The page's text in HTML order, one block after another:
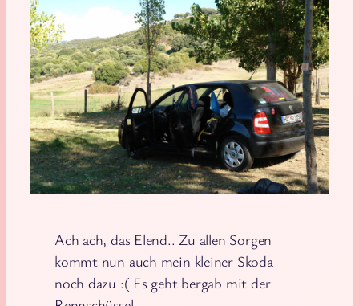
Ach ach, das Elend.. Zu allen Sorgen
kommt nun auch mein kleiner Skoda
noch dazu :( Es geht bergab mit der